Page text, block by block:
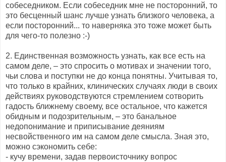
собеседником. Если собеседник мне не посторонний, то
это бесценный шанс лучше узнать близкого человека, а
если посторонний... то наверняка это тоже может быть
для чего-то полезно :-)
2. Единственная возможность узнать, как все есть на
самом деле, – это спросить о мотивах и значении того,
чьи слова и поступки не до конца понятны. Учитывая то,
что только в крайних, клинических случаях люди в своих
действиях руководствуются стремлением сотворить
гадость ближнему своему, все остальное, что кажется
обидным и подозрительным, – это банальное
недопонимание и приписывание деяниям
несвойственного им на самом деле смысла. Зная это,
можно сэкономить себе:
- кучу времени, задав первоисточнику вопрос